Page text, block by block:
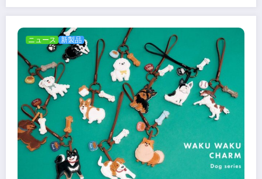
ニュース 新製品